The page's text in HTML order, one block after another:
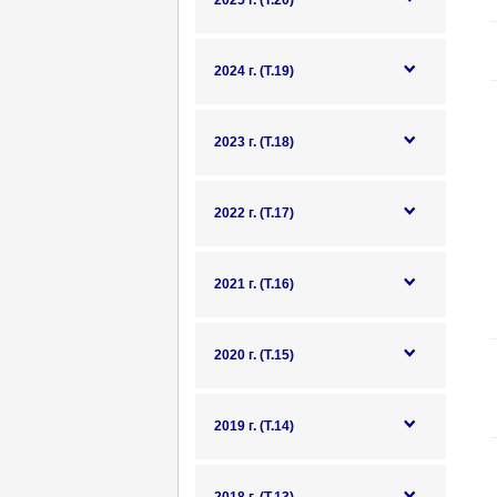
2024 г. (Т.19)
2023 г. (Т.18)
2022 г. (Т.17)
2021 г. (Т.16)
2020 г. (Т.15)
2019 г. (Т.14)